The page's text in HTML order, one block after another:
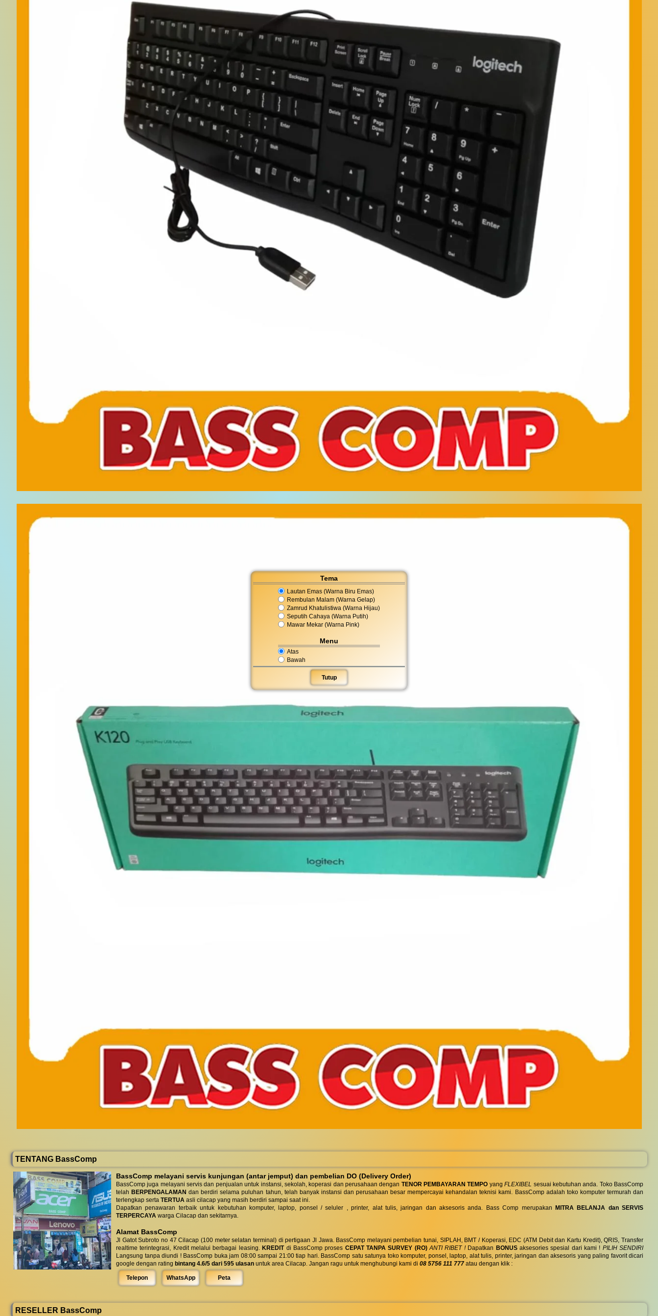
Tema
Lautan Emas (Warna Biru Emas)
Rembulan Malam (Warna Gelap)
Zamrud Khatulistiwa (Warna Hijau)
Seputih Cahaya (Warna Putih)
Mawar Mekar (Warna Pink)
Menu
Atas
Bawah
Tutup
TENTANG BassComp
BassComp melayani servis kunjungan (antar jemput) dan pembelian DO (Delivery Order)
BassComp juga melayani servis dan penjualan untuk instansi, sekolah, koperasi dan perusahaan dengan TENOR PEMBAYARAN TEMPO yangFLEXIBEL sesuai kebutuhan anda. Toko BassComp
telah BERPENGALAMAN dan berdiri selama puluhan tahun, telah banyak instansi dan perusahaan besar mempercayai kehandalan teknisi kami. BassComp adalah toko komputer termurah dan
terlengkap serta TERTUA asli cilacap yang masih berdiri sampai saat ini.
Dapatkan penawaran terbaik untuk kebutuhan komputer, laptop, ponsel / seluler , printer, alat tulis, jaringan dan aksesoris anda. Bass Comp merupakan
MITRA BELANJA dan SERVIS
TERPERCAYA warga Cilacap dan sekitarnya.
Alamat BassComp
Jl Gatot Subroto no 47 Cilacap (100 meter selatan terminal) di pertigaan Jl Jawa. BassComp melayani pembelian tunai, SIPLAH, BMT / Koperasi, EDC (ATM Debit dan Kartu Kredit), QRIS, Transfer
realtime terintegrasi, Kredit melalui berbagai leasing. KREDITdi BassComp proses CEPAT TANPA SURVEY (RO) ANTI RIBET !Dapatkan BONUSaksesories spesial dari kami ! PILIH SENDIRI
Langsung tanpa diundi ! BassComp buka jam 08:00 sampai 21:00 tiap hari. BassComp satu satunya toko komputer, ponsel, laptop, alat tulis, printer, jaringan dan aksesoris yang paling favorit dicari
google dengan rating bintang 4.6/5 dari 595 ulasan untuk area Cilacap. Jangan ragu untuk menghubungi kami di 08 5756 111 777 atau dengan klik :
Telepon WhatsApp Peta
RESELLER BassComp